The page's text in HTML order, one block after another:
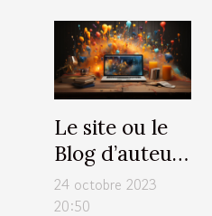
Le site ou le
Blog d’auteur
: Comment
s’en occuper
24 octobre 2023
20:50